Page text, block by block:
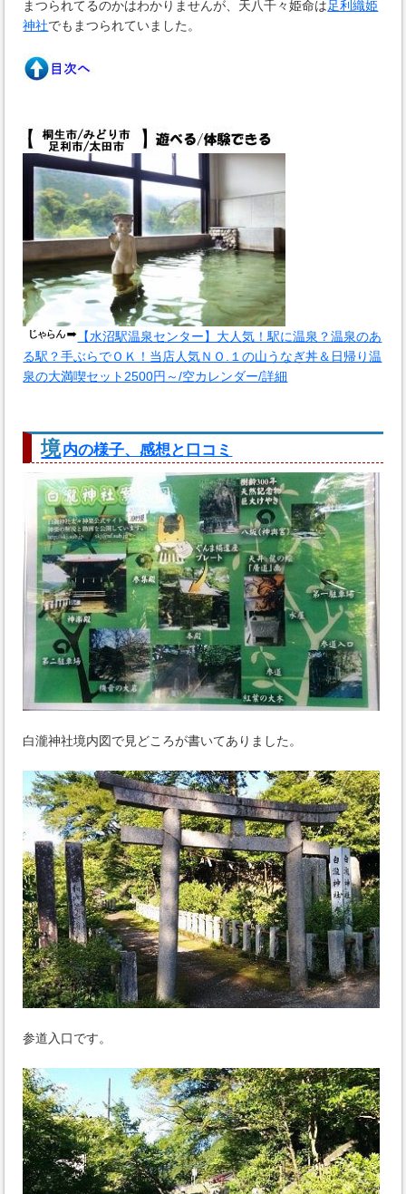
まつられてるのかはわかりませんが、天八千々姫命は足利織姫
神社でもまつられていました。
【水沼駅温泉センター】大人気！駅に温泉？温泉のあ
る駅？手ぶらでＯＫ！当店人気ＮＯ.１の山うなぎ丼＆日帰り温
泉の大満喫セット2500円～/空カレンダー/詳細
境内の様子、感想と口コミ
白瀧神社境内図で見どころが書いてありました。
参道入口です。